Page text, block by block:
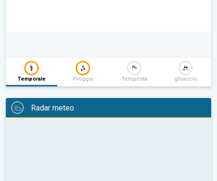
Temporale Pioggia Tempesta ghiaccio
Radar meteo